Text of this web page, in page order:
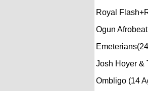
Royal
Ogun
Josh Hoyer &
Ombligo (14